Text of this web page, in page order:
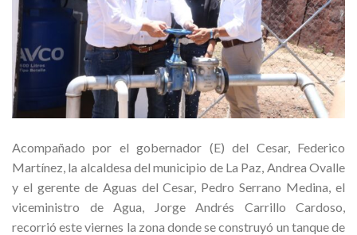
Acompañado por el gobernador (E) del Cesar, Federico
Martínez, la alcaldesa del municipio de La Paz, Andrea Ovalle
y el gerente de Aguas del Cesar, Pedro Serrano Medina, el
viceministro de Agua, Jorge Andrés Carrillo Cardoso,
recorrió este viernes la zona donde se construyó un tanque de